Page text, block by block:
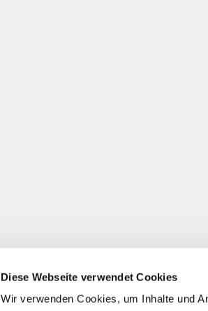
Diese Webseite verwendet Cookies
Wir verwenden Cookies, um Inhalte und